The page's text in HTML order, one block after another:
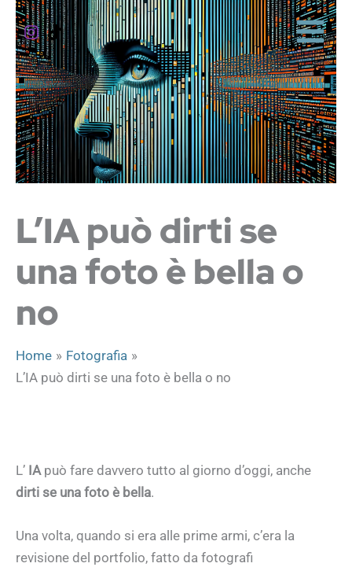
Vai
contenuto
L’IA può dirti se
una foto è bella o
no
Home
Fotografia
L’IA può dirti se una foto è bella o no
L’ IA può fare davvero tutto al giorno d’oggi, anche
dirti se una foto è bella.
Una volta, quando si era alle prime armi, c’era la
revisione del portfolio, fatto da fotografi